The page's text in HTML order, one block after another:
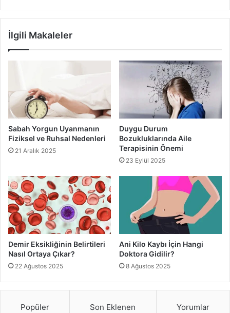
İlgili Makaleler
Sabah Yorgun Uyanmanın
Fiziksel ve Ruhsal Nedenleri
21 Aralık 2025
Duygu Durum
Bozukluklarında Aile
Terapisinin Önemi
23 Eylül 2025
Demir Eksikliğinin Belirtileri
Nasıl Ortaya Çıkar?
22 Ağustos 2025
Ani Kilo Kaybı İçin Hangi
Doktora Gidilir?
8 Ağustos 2025
Popüler Son Eklenen Yorumlar